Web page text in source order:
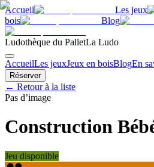
Accueil Les jeux
bois
Blog
Ludothèque du PalletLa Ludo
AccueilLes jeuxJeux en boisBlogEn
Réserver
← Retour à la liste
Pas d’image
Construction
Jeu disponible